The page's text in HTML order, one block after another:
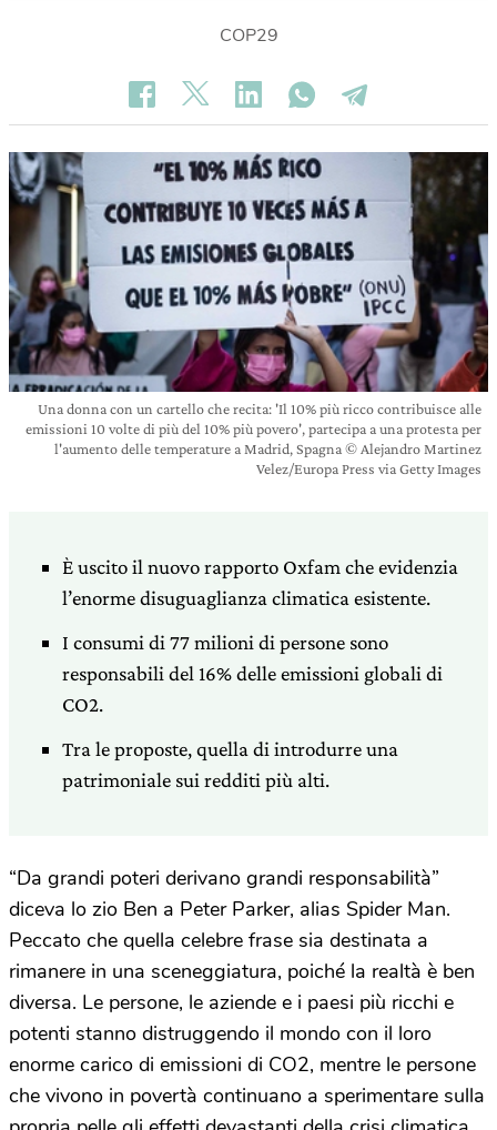
COP29
Una donna con un cartello che recita: 'Il 10% più ricco contribuisce alle
emissioni 10 volte di più del 10% più povero', partecipa a una protesta per
l'aumento delle temperature a Madrid, Spagna © Alejandro Martinez
Velez/Europa Press via Getty Images
È uscito il nuovo rapporto Oxfam che evidenzia
l’enorme disuguaglianza climatica esistente.
I consumi di 77 milioni di persone sono
responsabili del 16% delle emissioni globali di
CO2.
Tra le proposte, quella di introdurre una
patrimoniale sui redditi più alti.
“Da grandi poteri derivano grandi responsabilità”
diceva lo zio Ben a Peter Parker, alias Spider Man.
Peccato che quella celebre frase sia destinata a
rimanere in una sceneggiatura, poiché la realtà è ben
diversa. Le persone, le aziende e i paesi più ricchi e
potenti stanno distruggendo il mondo con il loro
enorme carico di emissioni di CO2, mentre le persone
che vivono in povertà continuano a sperimentare sulla